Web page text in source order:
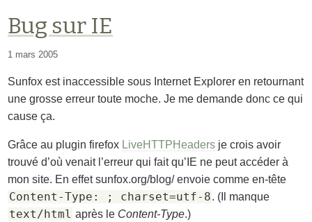
Bug sur IE
1 mars 2005
Sunfox est inaccessible sous Internet Explorer en retournant
une grosse erreur toute moche. Je me demande donc ce qui
cause ça.
Grâce au plugin firefox LiveHTTPHeaders je crois avoir
trouvé d’où venait l’erreur qui fait qu’IE ne peut accéder à
mon site. En effet sunfox.org/blog/ envoie comme en-tête
Content-Type: ; charset=utf-8. (Il manque
text/html après le Content-Type.)